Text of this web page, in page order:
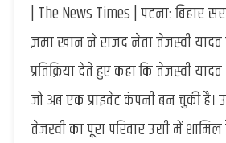
Politics
तेजस्वी
यादव
पार्टी
प्राइवेट
| The News Times | पटना: बिहार
ज़मा खान ने राजद नेता तेजस्वी
प्रतिक्रिया देते हुए कहा कि तेजस्वी
जो अब एक प्राइवेट कंपनी बन चुकी है।
तेजस्वी का पूरा परिवार उसी में